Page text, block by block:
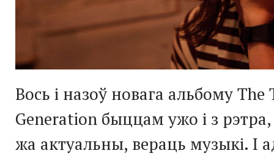
Вось і назоў новага альбому The
Generation быццам ужо і з рэтра,
жа актуальны, вераць музыкі. І